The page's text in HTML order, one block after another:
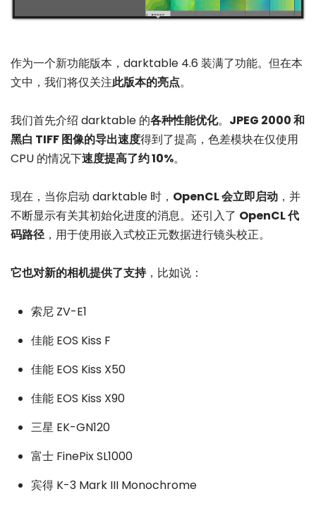
作为一个新功能版本，darktable 4.6 装满了功能。但在本
文中，我们将仅关注此版本的亮点。
我们首先介绍 darktable 的各种性能优化。 JPEG 2000 和
黑白 TIFF 图像的导出速度得到了提高，色差模块在仅使用
CPU 的情况下速度提高了约 10%。
现在，当你启动 darktable 时， OpenCL 会立即启动 ，并
不断显示有关其初始化进度的消息。还引入了 OpenCL 代
码路径，用于使用嵌入式校正元数据进行镜头校正。
它也对新的相机提供了支持，比如说：
索尼 ZV-E1
佳能 EOS Kiss F
佳能 EOS Kiss X50
佳能 EOS Kiss X90
三星 EK-GN120
富士 FinePix SL1000
宾得 K-3 Mark III Monochrome